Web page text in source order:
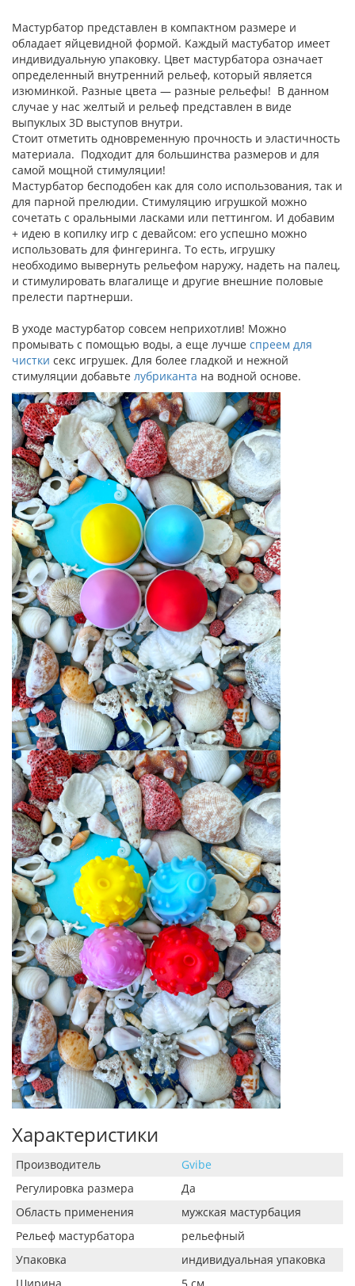
Мастурбатор представлен в компактном размере и
обладает яйцевидной формой. Каждый мастубатор имеет
индивидуальную упаковку. Цвет мастурбатора означает
определенный внутренний рельеф, который является
изюминкой. Разные цвета — разные рельефы! В данном
случае у нас желтый и рельеф представлен в виде
выпуклых 3D выступов внутри.
Стоит отметить одновременную прочность и эластичность
материала. Подходит для большинства размеров и для
самой мощной стимуляции!
Мастурбатор бесподобен как для соло использования, так и
для парной прелюдии. Стимуляцию игрушкой можно
сочетать с оральными ласками или петтингом. И добавим
+ идею в копилку игр с девайсом: его успешно можно
использовать для фингеринга. То есть, игрушку
необходимо вывернуть рельефом наружу, надеть на палец,
и стимулировать влагалище и другие внешние половые
прелести партнерши.
В уходе мастурбатор совсем неприхотлив! Можно
промывать с помощью воды, а еще лучше спреем для
чистки секс игрушек. Для более гладкой и нежной
стимуляции добавьте лубриканта на водной основе.
Характеристики
Производитель
Gvibe
Регулировка размера
Да
Область применения
мужская мастурбация
Рельеф мастурбатора
рельефный
Упаковка
индивидуальная упаковка